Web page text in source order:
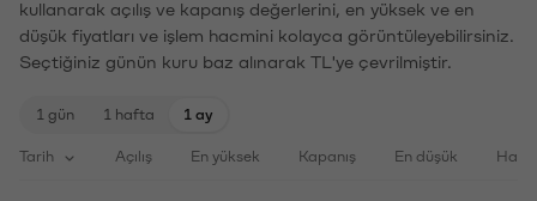
kullanarak açılış ve kapanış değerlerini, en yüksek ve en
düşük fiyatları ve işlem hacmini kolayca görüntüleyebilirsiniz.
Seçtiğiniz günün kuru baz alınarak TL'ye çevrilmiştir.
1 gün 1 hafta 1 ay
Tarih Açılış En yüksek Kapanış En düşük